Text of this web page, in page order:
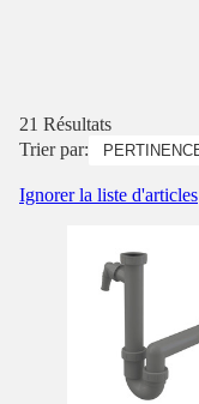
21 Résultats
Trier par:
Ignorer la liste d'articles